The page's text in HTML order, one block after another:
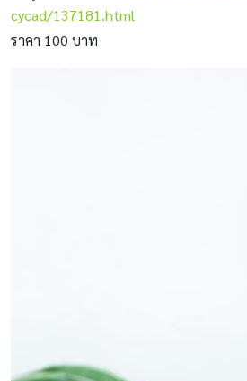
cycad/137181.html
ราคา 100 บาท